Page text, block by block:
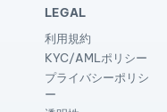
LEGAL
利用規約
KYC/AMLポリシー
プライバシーポリシ
ー